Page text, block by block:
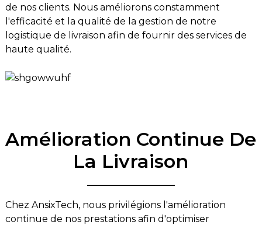
de nos clients. Nous améliorons constamment
l'efficacité et la qualité de la gestion de notre
logistique de livraison afin de fournir des services de
haute qualité.
Amélioration Continue De
La Livraison
Chez AnsixTech, nous privilégions l'amélioration
continue de nos prestations afin d'optimiser